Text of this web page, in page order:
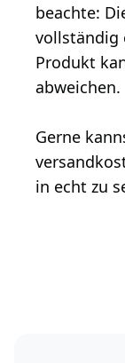
beachte:
vollständig
Produkt
abweichen.
Gerne
in echt zu